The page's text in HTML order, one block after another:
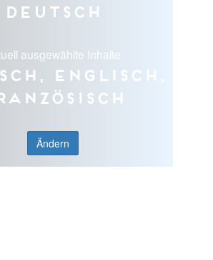
Deutsch
ausgewählte Inhalte
Englisch,
Ändern